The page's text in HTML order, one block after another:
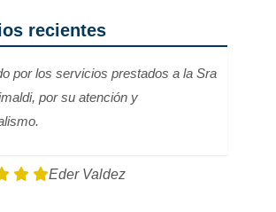
recientes
por los servicios prestados a la Sra
por su atención y
Eder Valdez